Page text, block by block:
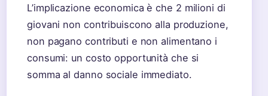
L’implicazione economica è che 2 milioni di
giovani non contribuiscono alla produzione,
non pagano contributi e non alimentano i
consumi: un costo opportunità che si
somma al danno sociale immediato.